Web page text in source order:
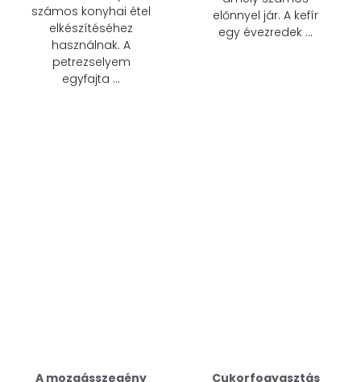
számos konyhai étel
elkészítéséhez
használnak. A
petrezselyem
egyfajta …
előnnyel jár. A kefír
egy évezredek …
A mozgásszegény
Cukorfogyasztás